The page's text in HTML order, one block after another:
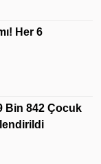
Her 6
Bin 842 Çocuk